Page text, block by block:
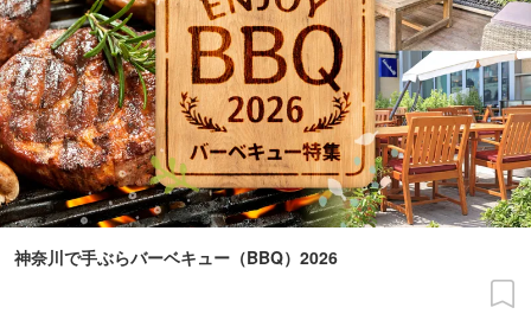
神奈川で手ぶらバーベキュー（BBQ）2026